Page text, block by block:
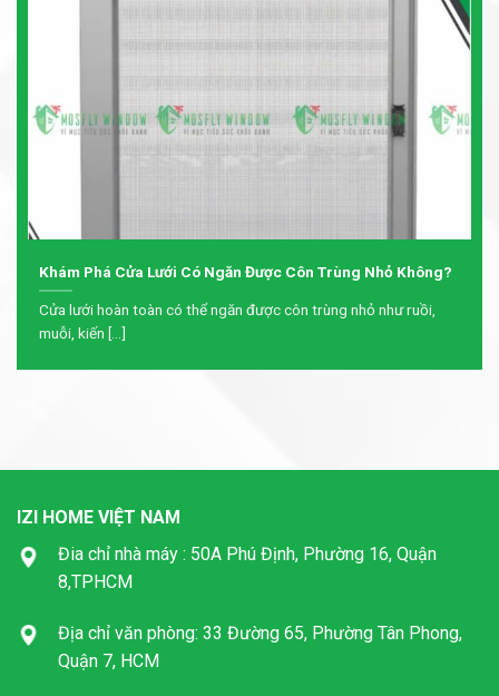
Khám Phá Cửa Lưới Có Ngăn Được Côn Trùng Nhỏ Không?
Cửa lưới hoàn toàn có thể ngăn được côn trùng nhỏ như ruồi,
muỗi, kiến [...]
IZI HOME VIỆT NAM
Đia chỉ nhà máy : 50A Phú Định, Phường 16, Quận
8,TPHCM
Địa chỉ văn phòng: 33 Đường 65, Phường Tân Phong,
Quận 7, HCM